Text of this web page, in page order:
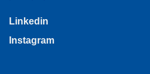
Linkedin
Instagram